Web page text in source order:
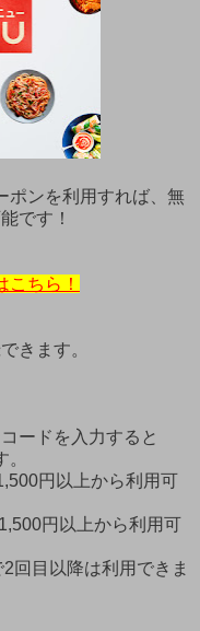
ポンを利用すれば、無
です！
ちら！
きます。
ードを入力すると
円以上から利用可
円以上から利用可
回目以降は利用できま